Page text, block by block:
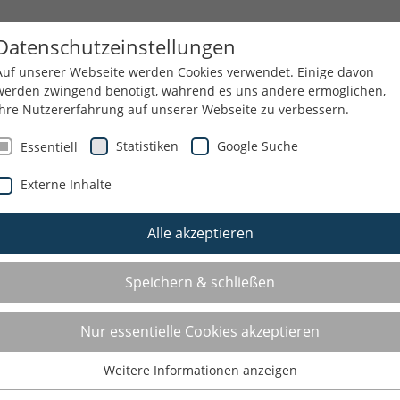
SERVICE ÜBER UNS
unserer Webseite werden Cookies verwendet. Einige davon
zwingend benötigt, während es uns andere ermöglichen,
Nutzererfahrung auf unserer Webseite zu verbessern.
Essentiell Statistiken Google Suche
Externe Inhalte
Alle akzeptieren
Speichern & schließen
Nur essentielle Cookies akzeptieren
Weitere Informationen anzeigen